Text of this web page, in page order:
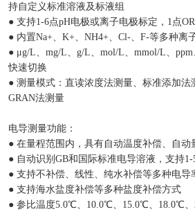
持自定义标准溶液及标液组
● 支持1-6点pH电极或离子电极标定，1点
● 内置Na+、K+、NH4+、Cl-、F-等多种离
● μg/L、mg/L、g/L、mol/L、mmol/L、
快速切换
● 测量模式：直读浓度法测量、标准添加法
GRAN法测量
电导测量功能：
● 在量程范围内，具有自动温度补偿、自动
● 自动识别GB和国际标准电导溶液，支持
● 支持不补偿、线性、纯水补偿等多种电导
● 支持海水盐度补偿等多种盐度补偿方式
● 参比温度5.0℃、10.0℃、15.0℃、18.0℃